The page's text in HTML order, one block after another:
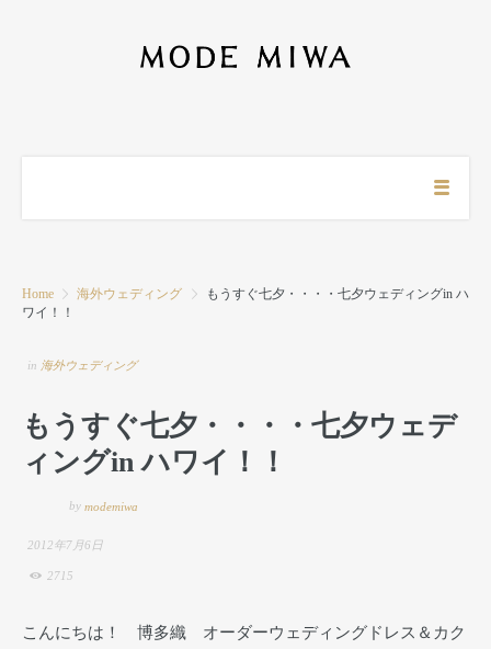
Home 海外ウェディング
もうすぐ七夕・・・・七夕ウェディングin ハ
ワイ！！
in 海外ウェディング
もうすぐ七夕・・・・七夕ウェデ
ィングin ハワイ！！
by modemiwa
2012年7月6日
2715
こんにちは！ 博多織 オーダーウェディングドレス＆カク